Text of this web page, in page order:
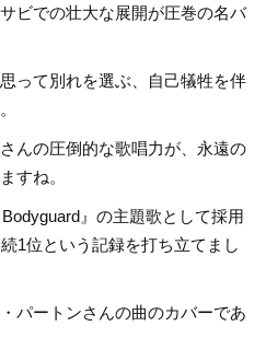
ビでの壮大な展開が圧巻の名バ
って別れを選ぶ、自己犠牲を伴
んの圧倒的な歌唱力が、永遠の
すね。
』の主題歌として採用
1位という記録を打ち立てまし
パートンさんの曲のカバーであ